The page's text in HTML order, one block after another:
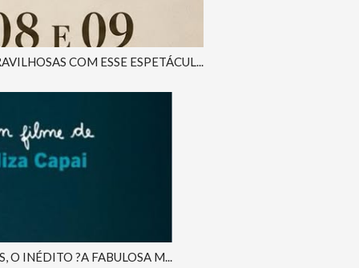
COM ESSE ESPETÁCUL...
O INÉDITO ?A FABULOSA M...